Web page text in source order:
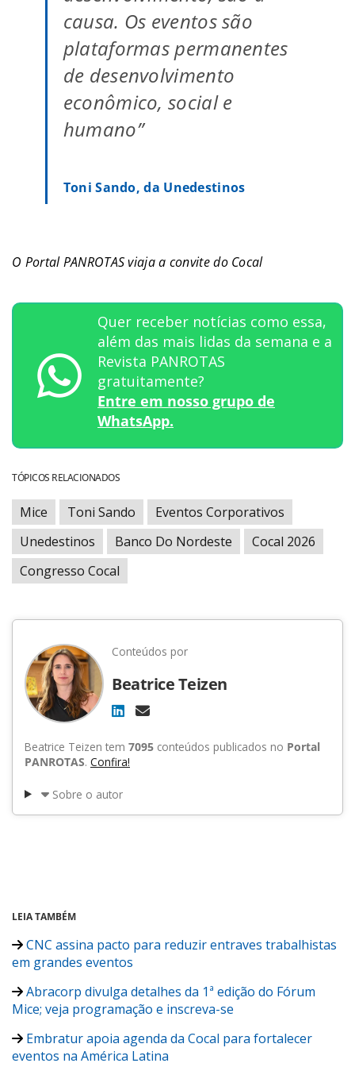
causa. Os eventos são
plataformas permanentes
de desenvolvimento
econômico, social e
humano”
Toni Sando, da Unedestinos
O Portal PANROTAS viaja a convite do Cocal
Quer receber notícias como essa,
além das mais lidas da semana e a
Revista PANROTAS
gratuitamente?
Entre em nosso grupo de
WhatsApp.
TÓPICOS RELACIONADOS
Mice Toni Sando
Eventos Corporativos
Unedestinos
Banco Do Nordeste
Cocal 2026
Congresso Cocal
Conteúdos por
Beatrice Teizen
Beatrice Teizen tem 7095 conteúdos publicados no Portal
PANROTAS. Confira!
Sobre o autor
LEIA TAMBÉM
CNC assina pacto para reduzir entraves trabalhistas
em grandes eventos
Abracorp divulga detalhes da 1ª edição do Fórum
Mice; veja programação e inscreva-se
Embratur apoia agenda da Cocal para fortalecer
eventos na América Latina